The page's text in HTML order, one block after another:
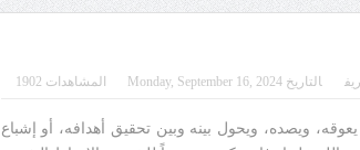
التاريخMonday, September 16, 2024 المشاهدات 1902
ويصده، ويحول بينه وبين تحقيق أهدافه، أو إشباع